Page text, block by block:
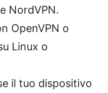
NordVPN.
OpenVPN o
Linux o
il tuo dispositivo